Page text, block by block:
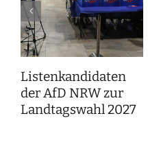
Listenkandidaten
der AfD NRW zur
Landtagswahl 2027